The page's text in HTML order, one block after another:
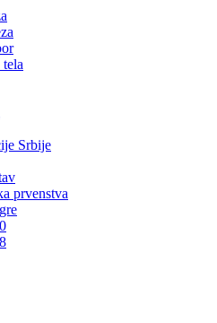
tela
Srbije
prvenstva